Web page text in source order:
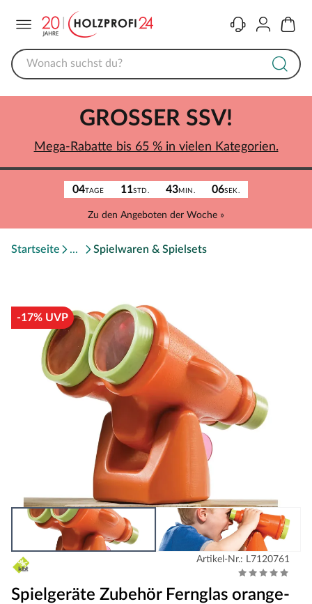
KontaktKonto
04TAGE 11STD. 43MIN. 06SEK.
Zu den Angeboten der Woche »
GROSSER SSV!
Mega-Rabatte bis 65 % in vielen Kategorien.
Startseite Spielwaren & Spielsets
-17% UVP
Artikel-Nr.: L7120761
Spielgeräte Zubehör Fernglas orange-